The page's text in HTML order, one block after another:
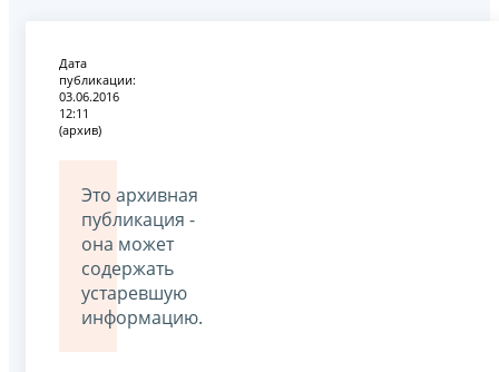
Дата
публикации:
03.06.2016
12:11
(архив)
Это архивная
публикация -
она может
содержать
устаревшую
информацию.